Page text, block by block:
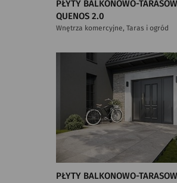
PŁYTY BALKONOWO-
QUENOS 2.0
Wnętrza komercyjne, Taras i ogród
PŁYTY BALKONOWO-